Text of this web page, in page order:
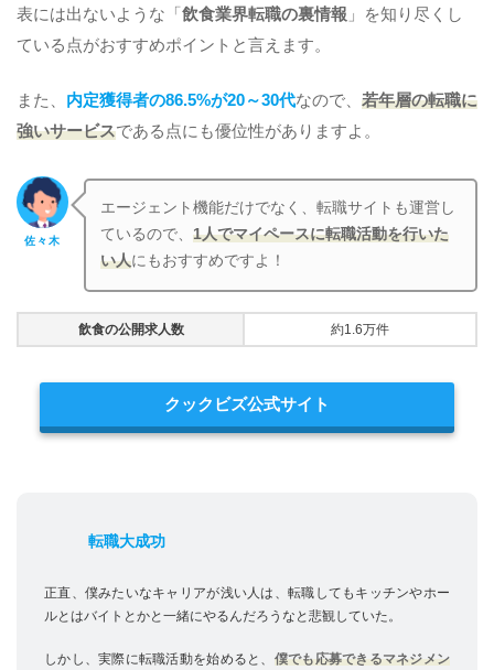
表には出ないような「 飲食業界転職の裏情報 」を知り尽くし
ている点がおすすめポイントと言えます。
また、 内定獲得者の86.5%が20～30代なので、 若年層の転職に
強いサービスである点にも優位性がありますよ。
佐々木
エージェント機能だけでなく、転職サイトも運営し
ているので、1人でマイペースに転職活動を行いた
い人にもおすすめですよ！
飲食の公開求人数 約1.6万件
クックビズ公式サイト
転職大成功
正直、僕みたいなキャリアが浅い人は、転職してもキッチンやホー
ルとはバイトとかと一緒にやるんだろうなと悲観していた。
しかし、実際に転職活動を始めると、 僕でも応募できるマネジメン